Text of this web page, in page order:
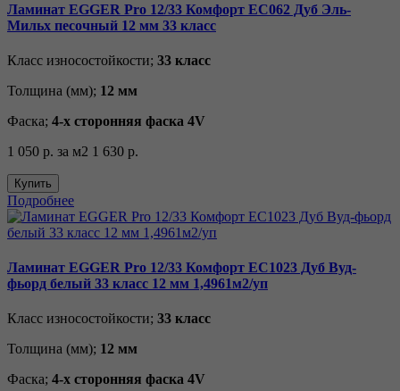
Ламинат EGGER Pro 12/33 Комфорт EC062 Дуб Эль-
Мильх песочный 12 мм 33 класс
Класс износостойкости; 33 класс
Толщина (мм); 12 мм
Фаска; 4-х сторонняя фаска 4V
1 050 р. за м2 1 630 р.
Купить
Подробнее
Ламинат EGGER Pro 12/33 Комфорт EC1023 Дуб Вуд-
фьорд белый 33 класс 12 мм 1,4961м2/уп
Класс износостойкости; 33 класс
Толщина (мм); 12 мм
Фаска; 4-х сторонняя фаска 4V